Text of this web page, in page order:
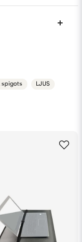
spigots LJUS